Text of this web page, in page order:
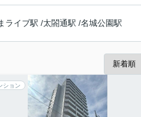
ライブ駅 /太閤通駅 /名城公園駅
ション